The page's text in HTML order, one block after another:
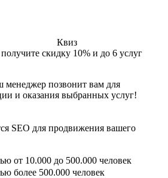
Квиз
скидку 10% и до 6 услуг
позвонит вам для
и оказания выбранных услуг!
SEO для продвижения вашего
от 10.000 до 500.000 человек
более 500.000 человек